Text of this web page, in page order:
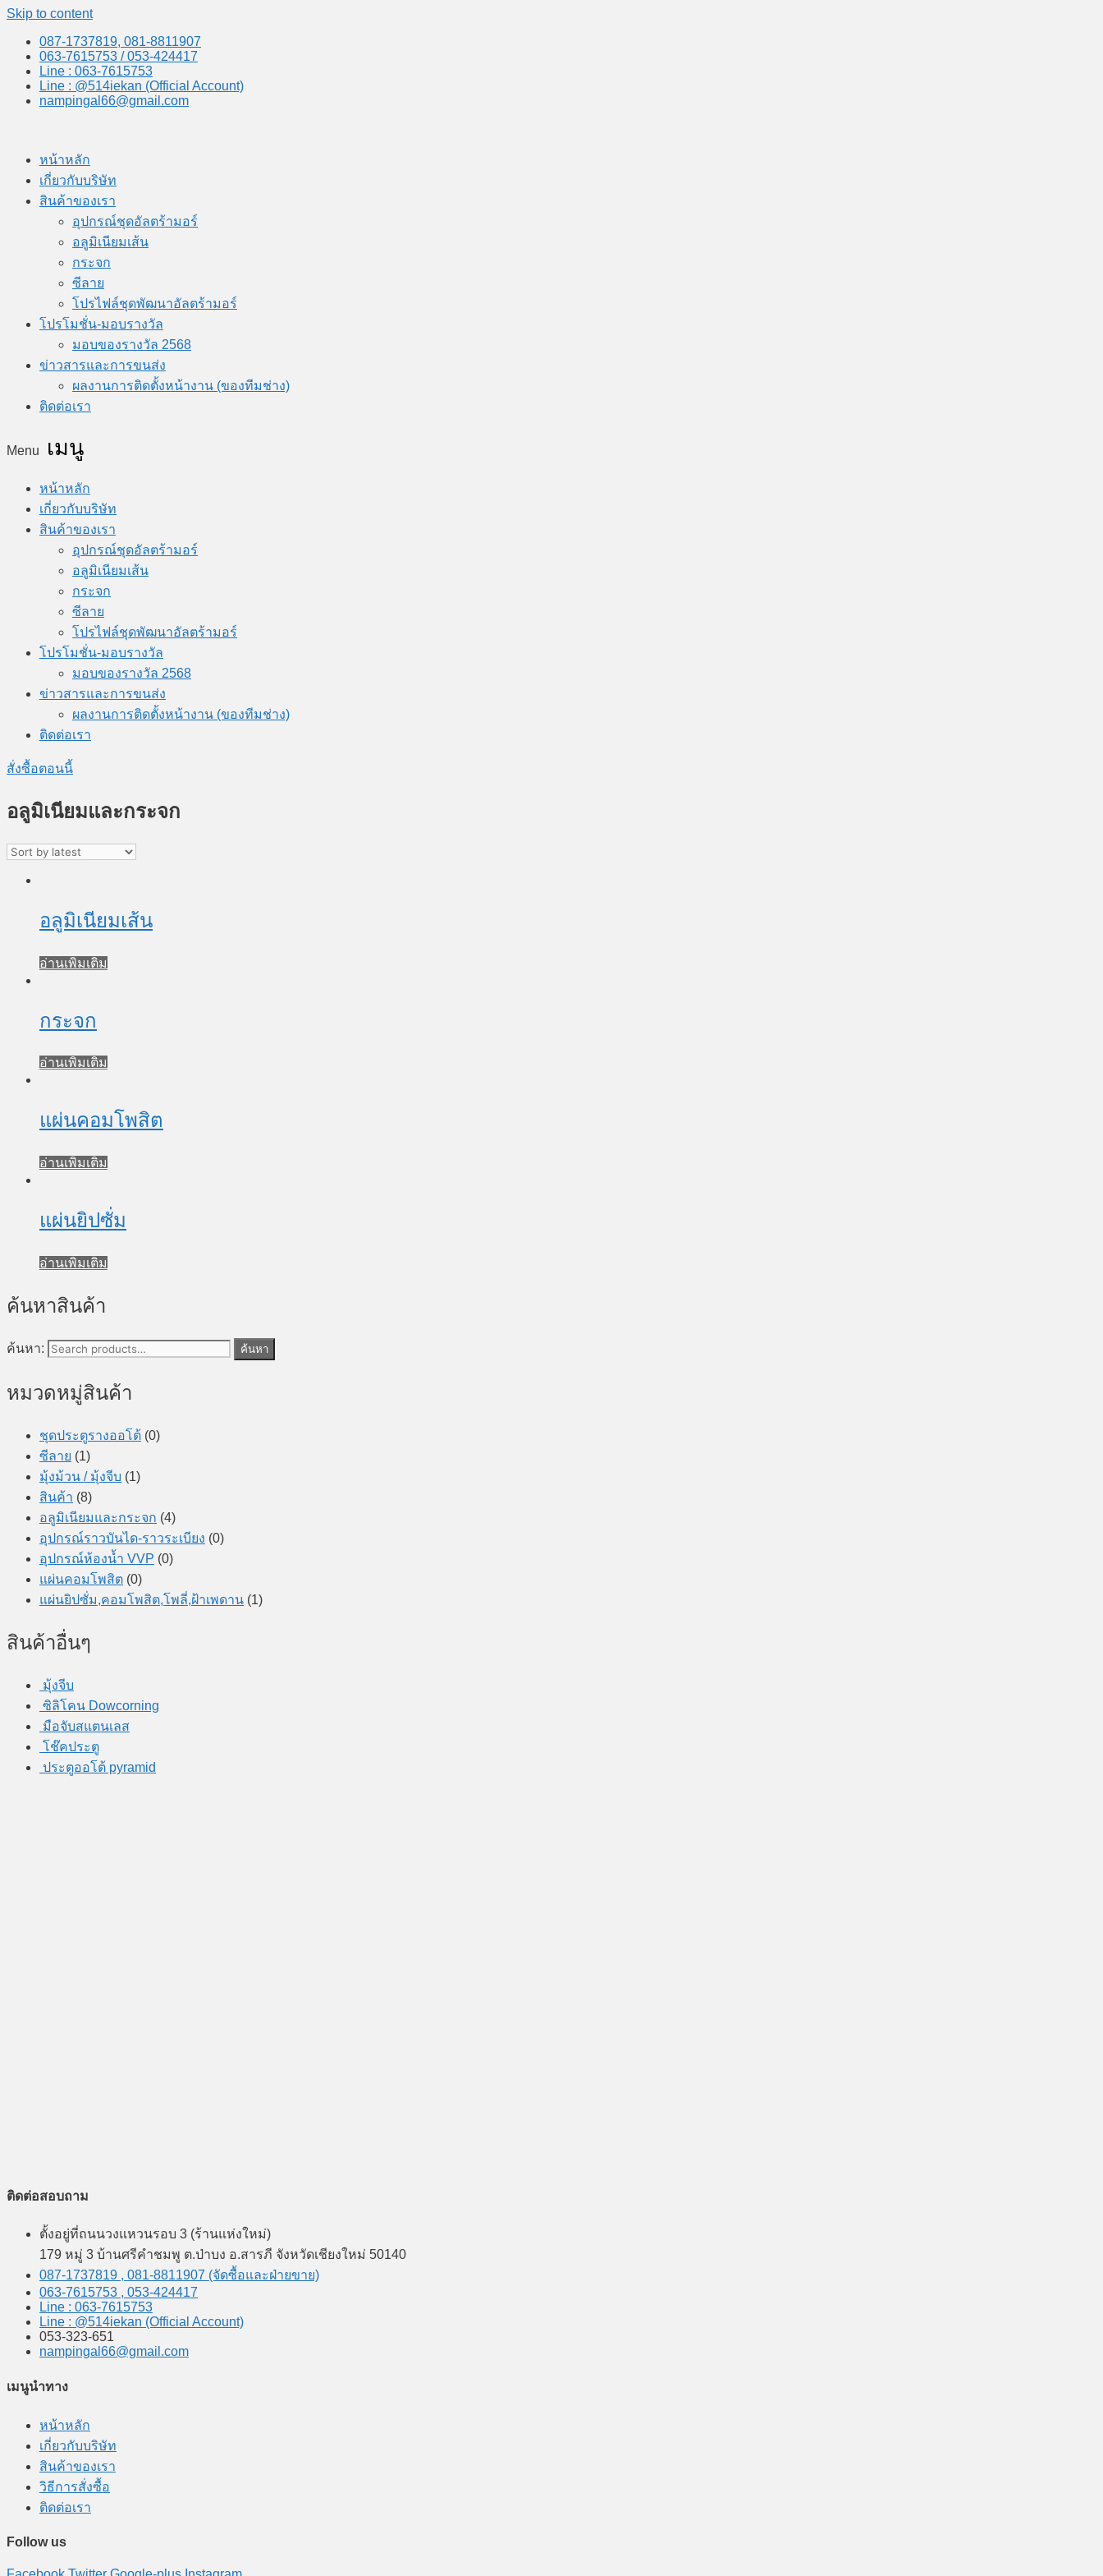
Skip to content
087-1737819, 081-8811907
063-7615753 / 053-424417
Line : 063-7615753
Line : @514iekan (Official Account)
nampingal66@gmail.com
หน้าหลัก
เกี่ยวกับบริษัท
สินค้าของเรา
อุปกรณ์ชุดอัลตร้ามอร์
อลูมิเนียมเส้น
กระจก
ซีลาย
โปรไฟล์ชุดพัฒนาอัลตร้ามอร์
โปรโมชั่น-มอบรางวัล
มอบของรางวัล 2568
ข่าวสารและการขนส่ง
ผลงานการติดตั้งหน้างาน (ของทีมช่าง)
ติดต่อเรา
Menu
หน้าหลัก
เกี่ยวกับบริษัท
สินค้าของเรา
อุปกรณ์ชุดอัลตร้ามอร์
อลูมิเนียมเส้น
กระจก
ซีลาย
โปรไฟล์ชุดพัฒนาอัลตร้ามอร์
โปรโมชั่น-มอบรางวัล
มอบของรางวัล 2568
ข่าวสารและการขนส่ง
ผลงานการติดตั้งหน้างาน (ของทีมช่าง)
ติดต่อเรา
สั่งซื้อตอนนี้
อลูมิเนียมและกระจก
อลูมิเนียมเส้น
อ่านเพิ่มเติม
กระจก
อ่านเพิ่มเติม
แผ่นคอมโพสิต
อ่านเพิ่มเติม
แผ่นยิปซั่ม
อ่านเพิ่มเติม
ค้นหาสินค้า
ค้นหา: ค้นหา
หมวดหมู่สินค้า
ชุดประตูรางออโต้ (0)
ซีลาย (1)
มุ้งม้วน / มุ้งจีบ (1)
สินค้า (8)
อลูมิเนียมและกระจก (4)
อุปกรณ์ราวบันได-ราวระเบียง (0)
อุปกรณ์ห้องน้ำ VVP (0)
แผ่นคอมโพสิต (0)
แผ่นยิปซั่ม,คอมโพสิต,โพลี่,ฝ้าเพดาน (1)
สินค้าอื่นๆ
มุ้งจีบ
ซิลิโคน Dowcorning
มือจับสแตนเลส
โช๊คประตู
ประตูออโต้ pyramid
ติดต่อสอบถาม
ตั้งอยู่ที่ถนนวงแหวนรอบ 3 (ร้านแห่งใหม่)
179 หมู่ 3 บ้านศรีคำชมพู ต.ป่าบง อ.สารภี จังหวัดเชียงใหม่ 50140
087-1737819 , 081-8811907 (จัดซื้อและฝ่ายขาย)
063-7615753 , 053-424417
Line : 063-7615753
Line : @514iekan (Official Account)
053-323-651
nampingal66@gmail.com
เมนูนำทาง
หน้าหลัก
เกี่ยวกับบริษัท
สินค้าของเรา
วิธีการสั่งซื้อ
ติดต่อเรา
Follow us